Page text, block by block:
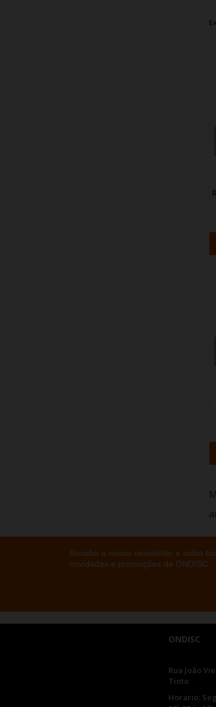
Receba a nossa newsletter e saiba
novidades e promoções da ONDISC
ONDISC
Rua João
Tinto
Horario: